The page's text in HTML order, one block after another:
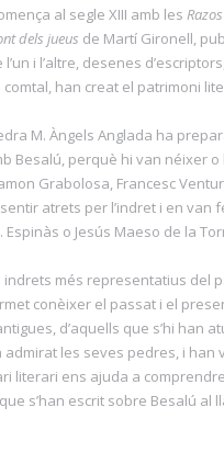
al segle XIII amb les Razos
dels jueus de Martí Gironell,
i l’altre, desenes
han creat el patrimoni
M. Àngels Anglada ha
Besalú, perquè hi van néixer
Grabolosa, Francesc
atrets per l’indret i en van
Espinàs o Jesús Maeso de la
indrets més representatius del
conèixer el passat i el
d’aquells que s’hi han
admirat les seves pedres, i
literari ens ajuda a
s’han escrit sobre Besalú al